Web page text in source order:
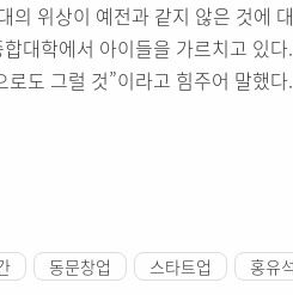
의 위상이 예전과 같지 않은 것에
대학에서 아이들을 가르치고 있
도 그럴 것”이라고 힘주어 말했다.
동문창업 스타트업 홍유석